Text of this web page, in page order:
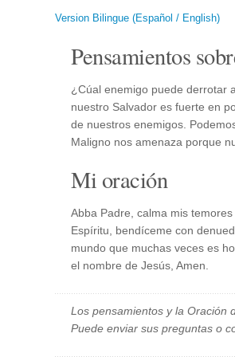
Version Bilingue (Español / English)
Pensamientos
¿Cúal enemigo puede derrotar
nuestro Salvador es fuerte en
de nuestros enemigos.
Maligno nos amenaza porque
Mi oración
Abba Padre, calma mis
Espíritu, bendíceme con
mundo que muchas veces es
el nombre de Jesús, Amen.
Los pensamientos y la Oración
Puede enviar sus preguntas o